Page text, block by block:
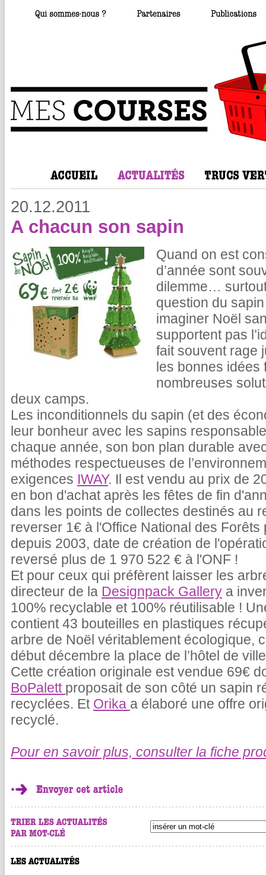
20.12.2011
A chacun son sapin
Quand on est
d’année sont
dilemme…
question du
imaginer Noël
supportent pas
fait souvent rage
les bonnes idées
nombreuses
deux camps.
Les inconditionnels du sapin (et des
leur bonheur avec les sapins
chaque année, son bon plan durable
méthodes respectueuses de
exigences IWAY. Il est vendu au prix de
en bon d'achat après les fêtes de fin
dans les points de collectes destinés au
reverser 1€ à l'Office National des
depuis 2003, date de création de
reversé plus de 1 970 522 € à l'ONF !
Et pour ceux qui préfèrent laisser les
directeur de la Designpack Gallery a
100% recyclable et 100% réutilisable !
contient 43 bouteilles en plastiques
arbre de Noël véritablement écologique,
début décembre la place de l’hôtel de
Cette création originale est vendue 69€
BoPalett proposait de son côté un sapin
recyclées. Et Orika a élaboré une offre
recyclé.
Pour en savoir plus, consulter la fiche